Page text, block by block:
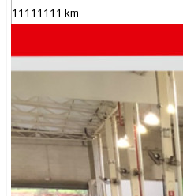
11111111 km